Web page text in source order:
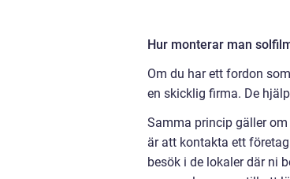
Hur monterar man
Om du har ett fordon
en skicklig firma. De
Samma princip gäller
är att kontakta ett
besök i de lokaler där ni